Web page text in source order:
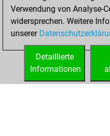
new Elo
You
your
Verwendung von Analyse-
widersprechen. Weitere
unserer
Detaillierte
Informationen